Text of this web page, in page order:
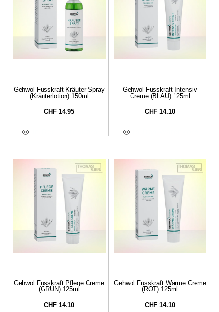
Gehwol Fusskraft Kräuter Spray
(Kräuterlotion) 150ml
CHF14.95
Gehwol Fusskraft Intensiv
Creme (BLAU) 125ml
CHF 14.10
Gehwol Fusskraft Pflege Creme
(GRÜN) 125ml
CHF14.10
Gehwol Fusskraft Wärme Creme
(ROT) 125ml
CHF 14.10